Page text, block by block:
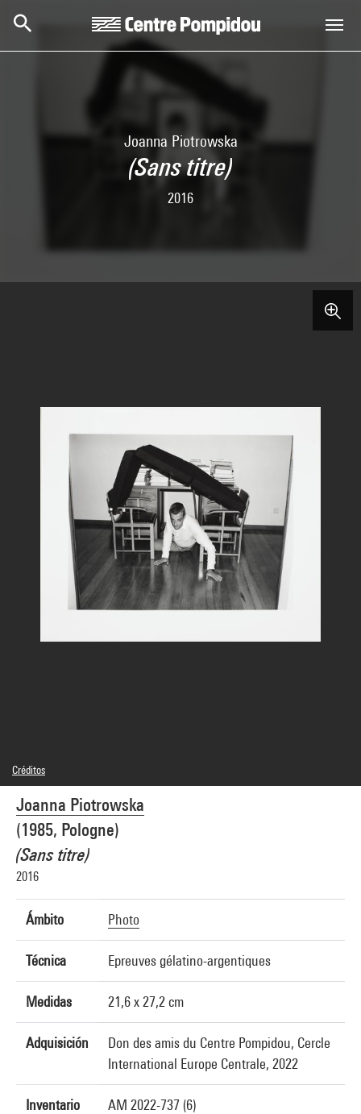
Joanna Piotrowska
(Sans titre)
2016
Joanna Piotrowska
(1985, Pologne)
(Sans titre)
2016
Ámbito Photo
Técnica Epreuves gélatino-argentiques
Medidas 21,6 x 27,2 cm
Adquisición
Don des amis du Centre Pompidou, Cercle
International Europe Centrale, 2022
Inventario AM 2022-737 (6)
Créditos
© Joanna Piotrowska
Créditos fotográficos : Centre Pompidou, MNAM-CCI/Hélène Mauri/Dist.
GrandPalaisRmn
Referencia de la imagen : 4Y07404
Difusión de la imagen :